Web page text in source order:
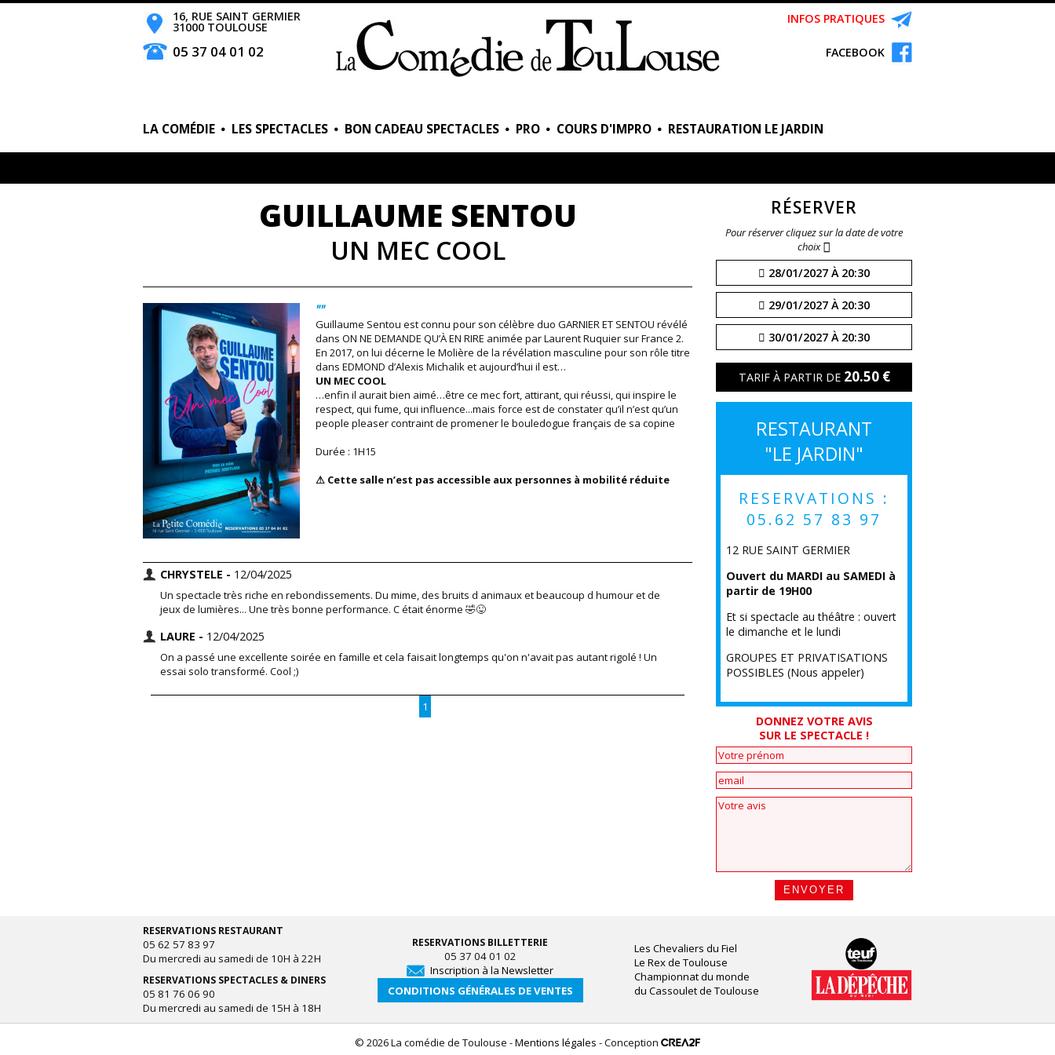
16, RUE SAINT GERMIER
31000 TOULOUSE
05 37 04 01 02
INFOS PRATIQUES
FACEBOOK
LA COMÉDIE LES SPECTACLES BON CADEAU SPECTACLES PRO COURS D'IMPRO RESTAURATION LE JARDIN
RÉSERVER
Pour réserver cliquez sur la date de votre
choix
28/01/2027 À 20:30
29/01/2027 À 20:30
30/01/2027 À 20:30
TARIF À PARTIR DE 20.50 €
RESTAURANT
"LE JARDIN"
RESERVATIONS :
05.62 57 83 97
12 RUE SAINT GERMIER
Ouvert du MARDI au SAMEDI à
partir de 19H00
Et si spectacle au théâtre : ouvert
le dimanche et le lundi
GROUPES ET PRIVATISATIONS
POSSIBLES (Nous appeler)
DONNEZ VOTRE AVIS
SUR LE SPECTACLE !
GUILLAUME SENTOU
UN MEC COOL
""
Guillaume Sentou est connu pour son célèbre duo GARNIER ET SENTOU révélé
dans ON NE DEMANDE QU’À EN RIRE animée par Laurent Ruquier sur France 2.
En 2017, on lui décerne le Molière de la révélation masculine pour son rôle titre
dans EDMOND d’Alexis Michalik et aujourd’hui il est…
UN MEC COOL
…enfin il aurait bien aimé…être ce mec fort, attirant, qui réussi, qui inspire le
respect, qui fume, qui influence...mais force est de constater qu’il n’est qu’un
people pleaser contraint de promener le bouledogue français de sa copine
Durée : 1H15
⚠ Cette salle n’est pas accessible aux personnes à mobilité réduite
CHRYSTELE - 12/04/2025
Un spectacle très riche en rebondissements. Du mime, des bruits d animaux et beaucoup d humour et de
jeux de lumières... Une très bonne performance. C était énorme 🤣😜
LAURE - 12/04/2025
On a passé une excellente soirée en famille et cela faisait longtemps qu'on n'avait pas autant rigolé ! Un
essai solo transformé. Cool ;)
1
RESERVATIONS RESTAURANT
05 62 57 83 97
Du mercredi au samedi de 10H à 22H
RESERVATIONS SPECTACLES & DINERS
05 81 76 06 90
Du mercredi au samedi de 15H à 18H
RESERVATIONS BILLETTERIE
05 37 04 01 02
Inscription à la Newsletter
CONDITIONS GÉNÉRALES DE VENTES
Les Chevaliers du Fiel
Le Rex de Toulouse
Championnat du monde
du Cassoulet de Toulouse
© 2026 La comédie de Toulouse -Mentions légales - Conception